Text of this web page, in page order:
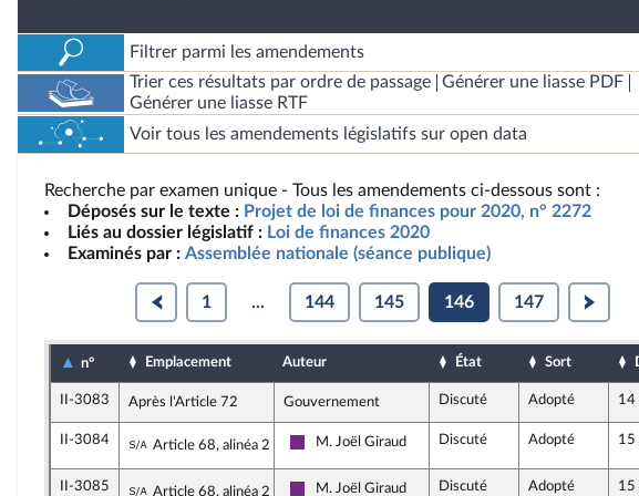
Filtrer parmi les amendements
Trier ces résultats par ordre de passage
Générer une liasse PDF
Générer une liasse RTF
Voir tous les amendements législatifs sur open data
Recherche par examen unique - Tous les amendements ci-dessous sont :
Déposés sur le texte : Projet de loi de finances pour 2020, n° 2272
Liés au dossier législatif : Loi de finances 2020
Examinés par : Assemblée nationale (séance publique)
1 ... 144 145 146 147
n° Emplacement Auteur État Sort
II-3083 Après l'Article 72 Gouvernement Discuté Adopté 14
II-3084 Sous-amendement de l'amendement n°II-2607
Article 68, alinéa 2 La République en Marche
M. Joël Giraud Discuté Adopté 15
II-3085 Sous-amendement de l'amendement n°II-2598
Article 68, alinéa 2 M. Joël Giraud Discuté Adopté 15